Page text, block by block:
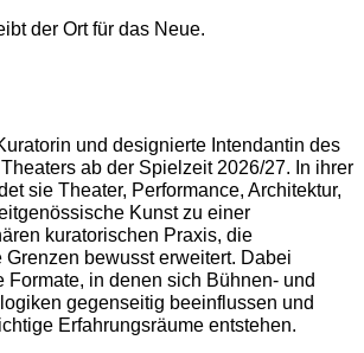
der Ort für das Neue.
und designierte Intendantin des
ab der Spielzeit 2026/27. In ihrer
sie Theater, Performance, Architektur,
Kunst zu einer
kuratorischen Praxis, die
Grenzen bewusst erweitert. Dabei
Formate, in denen sich Bühnen- und
gegenseitig beeinflussen und
Erfahrungsräume entstehen.